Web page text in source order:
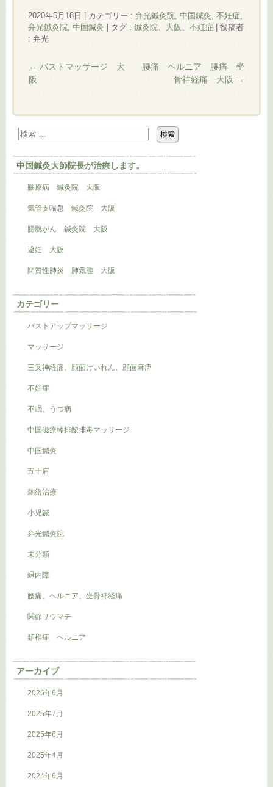
2020年5月18日 | カテゴリー : 弁光鍼灸院, 中国鍼灸, 不妊症
弁光鍼灸院, 中国鍼灸 | タグ : 鍼灸院、大阪、不妊症 | 投稿者
: 弁光
← バストマッサージ 大
阪
腰痛 ヘルニア 腰痛 坐
骨神経痛 大阪 →
中国鍼灸大師院長が治療します。
膠原病 鍼灸院 大阪
気管支喘息 鍼灸院 大阪
膀胱がん 鍼灸院 大阪
避妊 大阪
間質性肺炎 肺気腫 大阪
カテゴリー
バストアップマッサージ
マッサージ
三叉神経痛、顔面けいれん、顔面麻痺
不妊症
不眠、うつ病
中国磁療棒排酸排毒マッサージ
中国鍼灸
五十肩
刺絡治療
小児鍼
弁光鍼灸院
未分類
緑内障
腰痛、ヘルニア、坐骨神経痛
関節リウマチ
頚椎症 ヘルニア
アーカイブ
2026年6月
2025年7月
2025年6月
2025年4月
2024年6月